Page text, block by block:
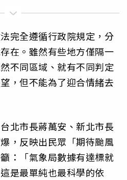
完全遵循行政院規定，分
在。雖然有些地方僅隔一
不同區域、就有不同判定
，但不能為了迎合情緒去
北市長蔣萬安、新北市長
，反映出民眾「期待颱風
：「氣象局數據有達標就
是最單純也最科學的依